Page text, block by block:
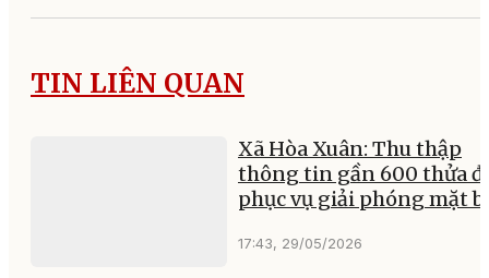
TIN LIÊN QUAN
Xã Hòa Xuân: Thu thập
thông tin gần 600 thửa
phục vụ giải phóng mặt
17:43, 29/05/2026